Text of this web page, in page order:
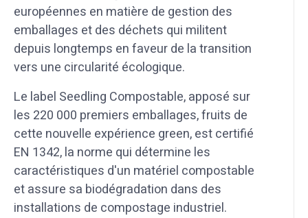
européennes en matière de gestion des
emballages et des déchets qui militent
depuis longtemps en faveur de la transition
vers une circularité écologique.
Le label Seedling Compostable, apposé sur
les 220 000 premiers emballages, fruits de
cette nouvelle expérience green, est certifié
EN 1342, la norme qui détermine les
caractéristiques d'un matériel compostable
et assure sa biodégradation dans des
installations de compostage industriel.